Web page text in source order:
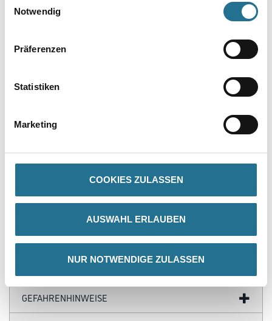
Notwendig
Präferenzen
Statistiken
Marketing
COOKIES ZULASSEN
AUSWAHL ERLAUBEN
NUR NOTWENDIGE ZULASSEN
- Werkzeugtasche am Leiternkopf
GEFAHRENHINWEISE